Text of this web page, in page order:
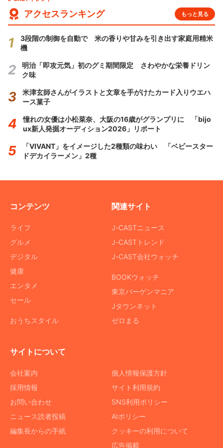
アクセスランキング もっと見る
3段階の制御を自動で 米の香りや甘みを引き出す家庭用精米
機
明治「即攻元気」初のグミ期間限定 さわやかな栄養ドリン
ク味
米津玄師さんがイラストと文章を手がけたカード入りウエハ
ース菓子
憧れの女優は小松菜奈、大阪の16歳がグランプリに 「bijo
ux新人発掘オーディション2026」リポート
「VIVANT」をイメージした2種類の味わい 「ベビースター
ドデカイラーメン」2種
コンテンツ
ライフ
グルメ
デジタル
健康
エンタメ
セール
おうちスタイル
関連サイト
J-CASTニュース
J-CASTトレンド
J-CAST会社ウォッチ
BOOKウォッチ
東京バーゲンマニア
Jタウンネット
ゼロまる
サイトについて
会社案内
採用情報
お問い合わせ
ニュース読者投稿
編集長からの手紙
個人情報保護方針
サイト利用規約
SNS利用ポリシー
AIポリシー
クッキーの利用について
広告掲載